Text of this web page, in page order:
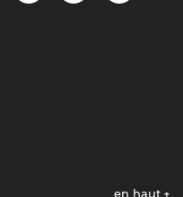
en haut